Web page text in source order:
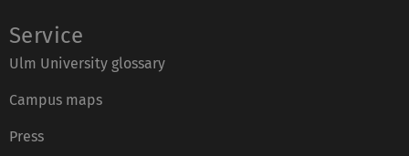
Service
Ulm University glossary
Campus maps
Press